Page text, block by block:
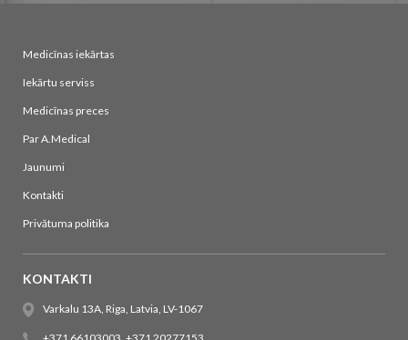
Medicīnas iekārtas
Iekārtu serviss
Medicīnas preces
Par A.Medical
Jaunumi
Kontakti
Privātuma politika
KONTAKTI
Varkalu 13A, Riga, Latvia, LV-1067